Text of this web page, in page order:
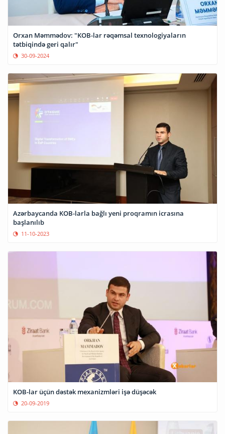
Orxan Məmmədov: "KOB-lar rəqəmsal texnologiyaların
tətbiqində geri qalır"
30-09-2024
Azərbaycanda KOB-larla bağlı yeni proqramın icrasına
başlanılıb
11-10-2023
KOB-lar üçün dəstək mexanizmləri işə düşəcək
20-09-2019